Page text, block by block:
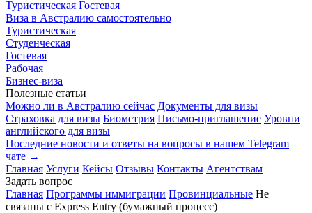
Туристическая Гостевая
Виза в Австралию самостоятельно
Туристическая
Студенческая
Гостевая
Рабочая
Бизнес-виза
Полезные статьи
Можно ли в Австралию сейчас Документы для визы
Страховка для визы Биометрия Письмо-приглашение Уровни
английского для визы
Последние новости и ответы на вопросы в нашем Telegram
чате →
Главная Услуги Кейсы Отзывы Контакты Агентствам
Задать вопрос
Главная Программы иммиграции Провинциальные Не
связаны с Express Entry (бумажный процесс)